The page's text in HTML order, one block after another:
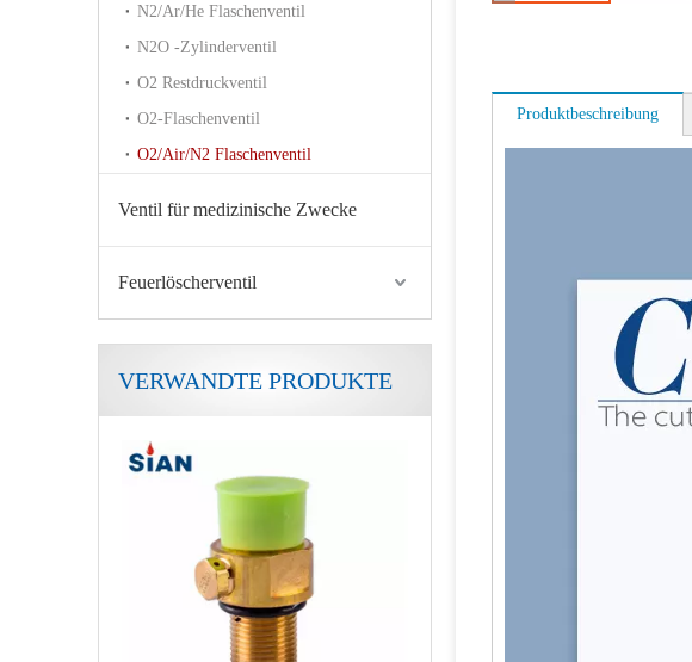
N2/Ar/He Flaschenventil
N2O -Zylinderventil
O2 Restdruckventil
O2-Flaschenventil
O2/Air/N2 Flaschenventil
Ventil für medizinische Zwecke
Feuerlöscherventil
VERWANDTE PRODUKTE
Produktbeschreibung